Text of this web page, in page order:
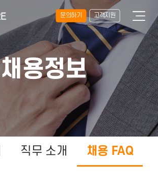
문의하기 고객지원
채용정보
직무 소개 채용 FAQ